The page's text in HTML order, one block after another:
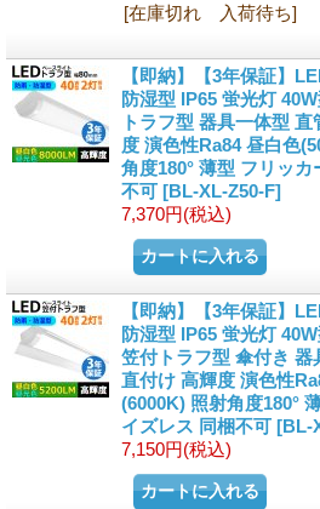
[在庫切れ 入荷待ち]
【即納】【3年保証】
防湿型 IP65 蛍光灯
トラフ型 器具一体型
度 演色性Ra84 昼白色
角度180° 薄型 フリッ
不可 [BL-XL-Z50-F]
7,370円(税込)
【即納】【3年保証】
防湿型 IP65 蛍光灯
笠付トラフ型 傘付き
直付け 高輝度 演色性
(6000K) 照射角度180°
イズレス 同梱不可 [BL-
7,150円(税込)